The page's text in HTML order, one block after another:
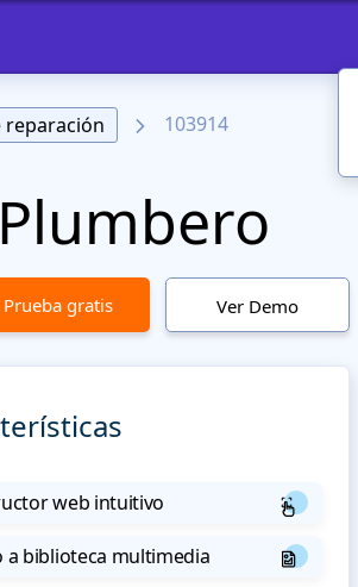
reparación 103914
Prueba gratis Ver Demo
web intuitivo
a biblioteca multimedia